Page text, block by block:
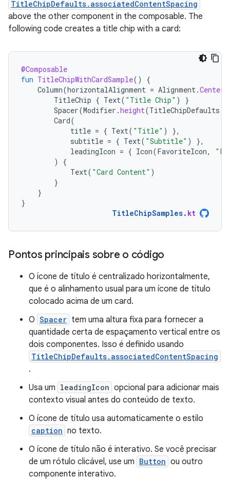
TitleChipDefaults.associatedContentSpacing
above the other component in the composable. The
following code creates a title chip with a card:
@Composable
fun TitleChipWithCardSample()
{
Column(horizontalAlignment = Alignment .
TitleChip { Text( "Title Chip" )
}
Spacer(Modifier .height(TitleChipDefaults
Card(
title = { Text( "Title" )
},
subtitle = { Text( "Subtitle" )
},
leadingIcon = { Icon(FavoriteIcon,
)
{
Text( "Card Content" )
}
}
}
TitleChipSamples. kt
Pontos principais sobre o código
O ícone de título é centralizado horizontalmente,
que é o alinhamento usual para um ícone de título
colocado acima de um card.
O Spacer tem uma altura fixa para fornecer a
quantidade certa de espaçamento vertical entre os
dois componentes. Isso é definido usando
TitleChipDefaults.associatedContentSpacing
.
Usa um leadingIcon opcional para adicionar mais
contexto visual antes do conteúdo de texto.
O ícone de título usa automaticamente o estilo
caption no texto.
O ícone de título não é interativo. Se você precisar
de um rótulo clicável, use um Button ou outro
componente interativo.